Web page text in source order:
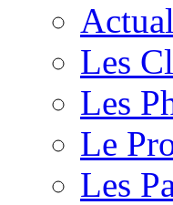
Les
Les
Le
Les